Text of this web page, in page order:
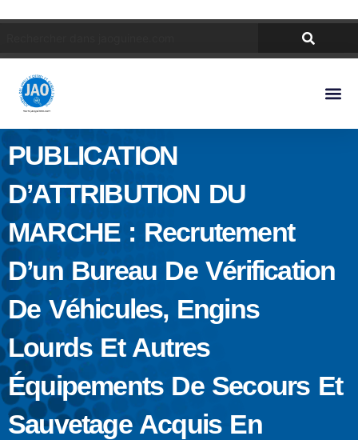
PUBLICATION
D’ATTRIBUTION DU
MARCHE : Recrutement
D’un Bureau De Vérification
De Véhicules, Engins
Lourds Et Autres
Équipements De Secours Et
Sauvetage Acquis En